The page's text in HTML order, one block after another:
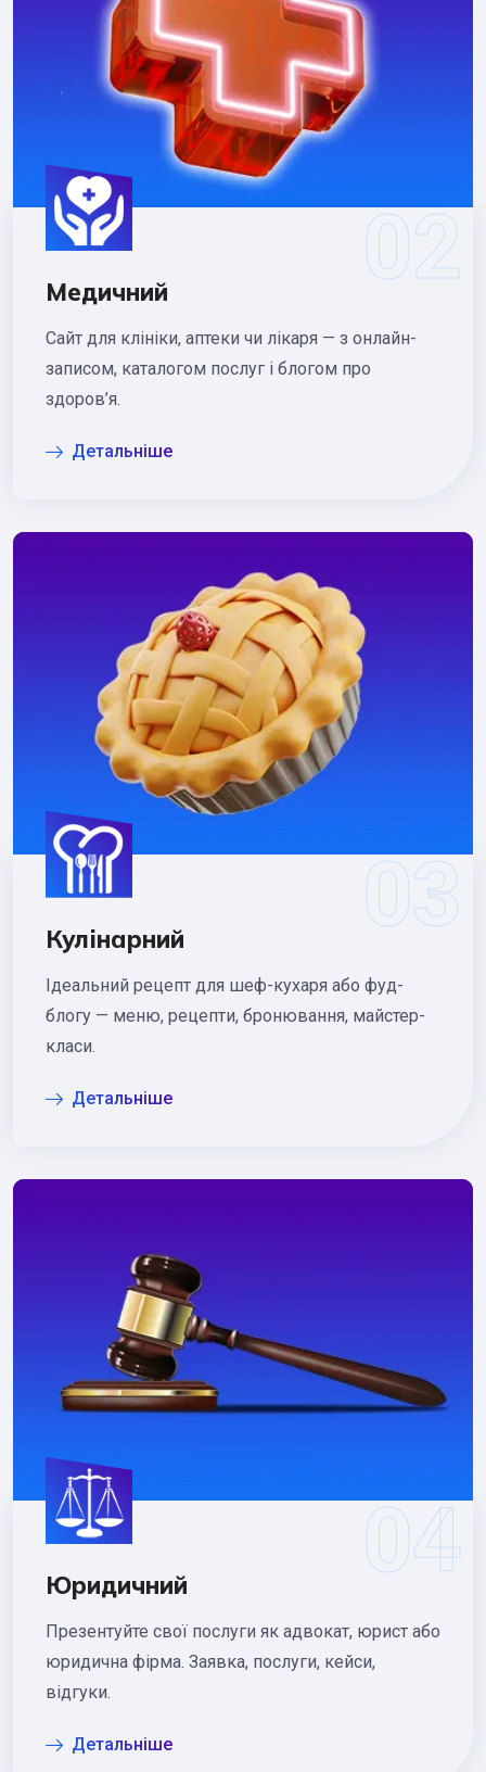
Медичний
Сайт для клініки, аптеки чи лікаря — з онлайн-
записом, каталогом послуг і блогом про
здоров’я.
Детальніше
Кулінарний
Ідеальний рецепт для шеф-кухаря або фуд-
блогу — меню, рецепти, бронювання, майстер-
класи.
Детальніше
Юридичний
Презентуйте свої послуги як адвокат, юрист або
юридична фірма. Заявка, послуги, кейси,
відгуки.
Детальніше